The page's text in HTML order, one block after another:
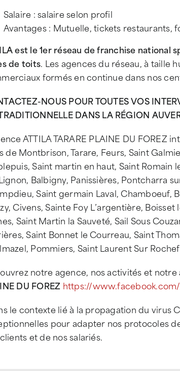
Salaire : salaire selon profil
Avantages : Mutuelle, tickets restaurants,
est le 1er réseau de franchise national
de toits. Les agences du réseau, à taille
formés en continue dans nos
NOUS POUR TOUTES VOS
DANS LA RÉGION
ATTILA TARARE PLAINE DU
de Montbrison, Tarare, Feurs, Saint
Saint martin en haut, Saint Romain
Balbigny, Panissières, Pontcharra
Saint germain Laval, Chamboeuf,
Civens, Sainte Foy L’argentière,
Saint Martin la Sauveté, Sail Sous
Saint Bonnet le Courreau, Saint
Pommiers, Saint Laurent Sur
notre agence, nos activités et notre
DU FOREZ https://
le contexte lié à la propagation du virus
pour adapter nos protocoles
et de nos salariés.